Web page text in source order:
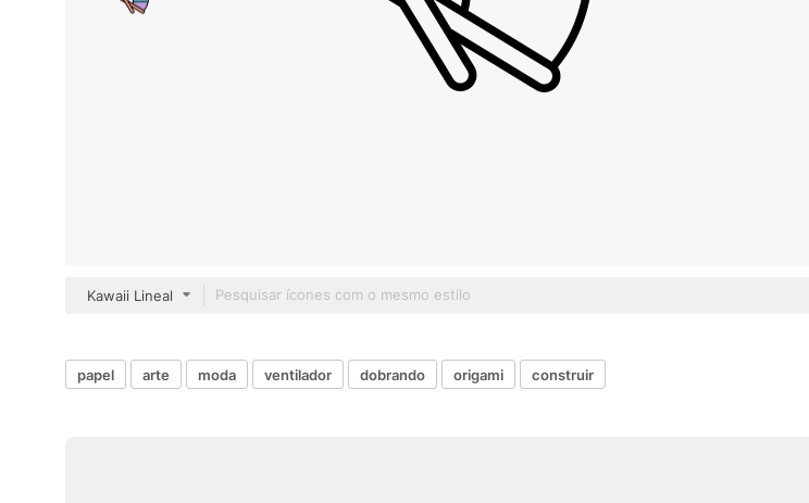
Kawaii Lineal
papel arte moda ventilador dobrando origami construir